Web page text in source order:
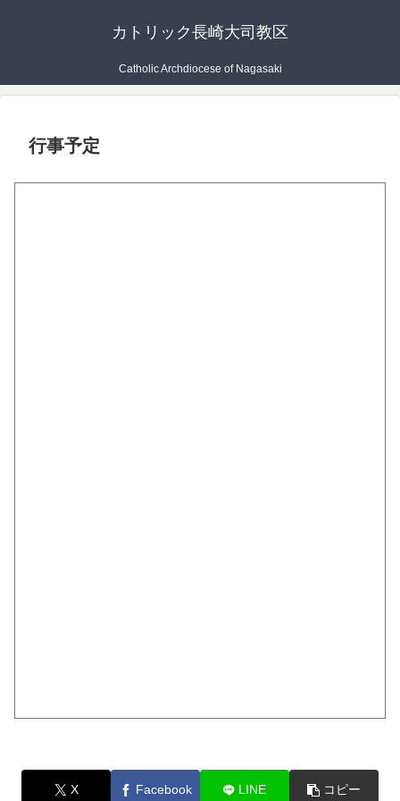
カトリック長崎大司教区
Catholic Archdiocese of Nagasaki
行事予定
X Facebook LINE コピー